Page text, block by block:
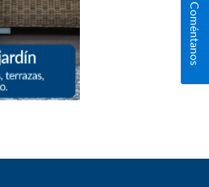
Coméntanos